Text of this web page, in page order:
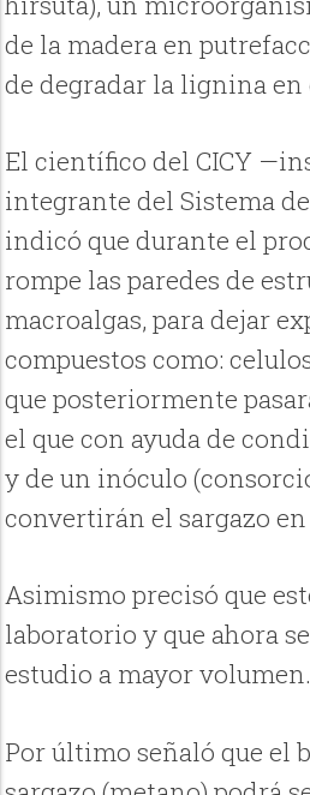
de la madera en
de degradar la lignina en
El científico del CICY
integrante del Sistema
indicó que durante el
rompe las paredes de
macroalgas, para dejar
compuestos como:
que posteriormente
el que con ayuda de
y de un inóculo
convertirán el sargazo
Asimismo precisó que
laboratorio y que ahora
estudio a mayor volumen.
Por último señaló que el